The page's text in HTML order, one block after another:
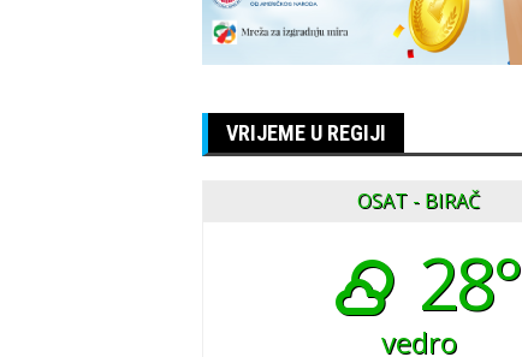
VRIJEME U REGIJI
OSAT - BIRAČ
28°
vedro